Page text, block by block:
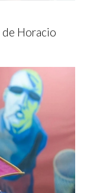
de Horacio